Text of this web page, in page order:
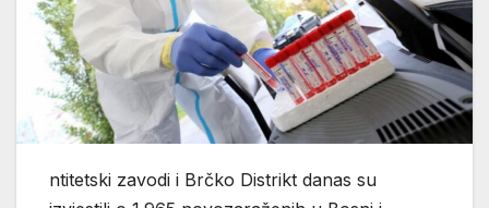
ntitetski zavodi i Brčko Distrikt danas su